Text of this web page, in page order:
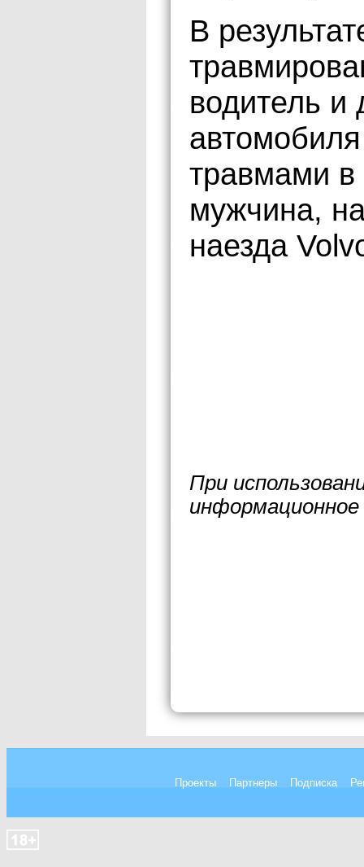
В
водитель и
травмами в
мужчина,
наезда
При
Проекты Партнеры Подписка